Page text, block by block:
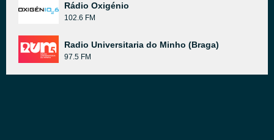
Rádio Oxigénio
102.6 FM
Radio Universitaria do Minho (Braga)
97.5 FM